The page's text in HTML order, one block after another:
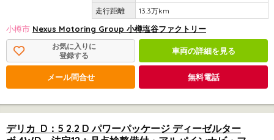
13.3万km
小樽市 Nexus Motoring Group 小樽塩谷ファクトリー
お気に入りに
登録する
車両の詳細を見る
メール問合せ 無料電話
デリカ D：5 2.2 D パワーパッケージ ディーゼルター